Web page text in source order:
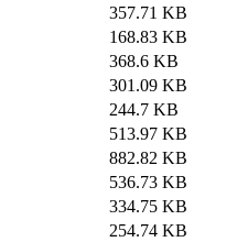
357.71 KB
168.83 KB
368.6 KB
301.09 KB
244.7 KB
513.97 KB
882.82 KB
536.73 KB
334.75 KB
254.74 KB